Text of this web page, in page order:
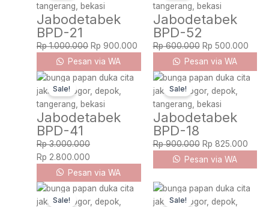
Jabodetabek
BPD-21
Rp1.000.000
was:
Rp 1.000.000.
Rp 900.000
Rp 900.000.
Pesan via WA
Jabodetabek
BPD-52
Rp600.000
was:
Rp 600.000.
Rp 500.000
Pesan via WA
Sale!
Jabodetabek
BPD-41
Rp3.000.000
Original
price
was:
Rp 3.000.000.
Rp 2.800.000
Current
price
is:
Rp 2.800.000.
Pesan via WA
Sale!
Jabodetabek
BPD-18
Rp900.000
Original
price
was:
Rp 900.000.
Rp 825.000
Pesan via WA
Sale!
Original
price
Current
Sale!
Original
price